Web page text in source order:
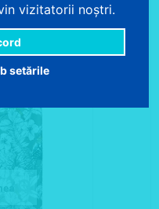
vizitatorii noștri.
setările